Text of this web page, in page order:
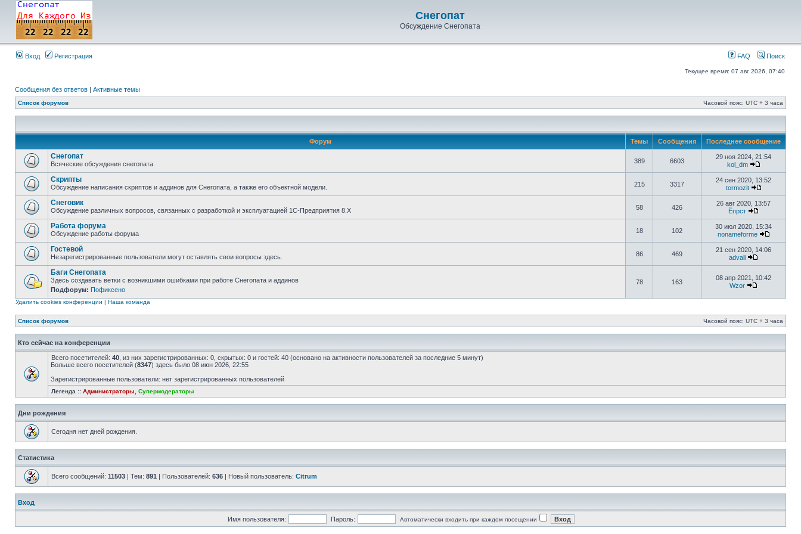
Снегопат
Обсуждение Снегопата
Вход Регистрация FAQ Поиск
Текущее время: 07 авг 2026, 07:40
Сообщения без ответов | Активные темы
Список форумов Часовой пояс: UTC + 3 часа
Форум Темы Сообщения Последнее сообщение
Снегопат
Всяческие обсуждения снегопата. 389 6603
29 ноя 2024, 21:54
kol_dm
Скрипты
Обсуждение написания скриптов и аддинов для Снегопата, а также его объектной модели. 215 3317
24 сен 2020, 13:52
tormozit
Снеговик
Обсуждение различных вопросов, связанных с разработкой и эксплуатацией 1С-Предприятия 8.X 58 426
26 авг 2020, 13:57
Ёпрст
Работа форума
Обсуждение работы форума 18 102
30 июл 2020, 15:34
nonameforme
Гостевой
Незарегистрированные пользователи могут оставлять свои вопросы здесь. 86 469
21 сен 2020, 14:06
advali
Баги Снегопата
Здесь создавать ветки с возникшими ошибками при работе Снегопата и аддинов
Подфорум: Пофиксено
78 163
08 апр 2021, 10:42
Wzor
Удалить cookies конференции | Наша команда
Список форумов Часовой пояс: UTC + 3 часа
Кто сейчас на конференции
Всего посетителей: 40 , из них зарегистрированных: 0, скрытых: 0 и гостей: 40 (основано на активности пользователей за последние 5 минут)
Больше всего посетителей (8347) здесь было 08 июн 2026, 22:55
Зарегистрированные пользователи: нет зарегистрированных пользователей
Легенда :: Администраторы Супермодераторы
Дни рождения
Сегодня нет дней рождения.
Статистика
Всего сообщений: 11503 | Тем: 891 | Пользователей: 636 | Новый пользователь: Citrum
Вход
Имя пользователя: Пароль: Автоматически входить при каждом посещении